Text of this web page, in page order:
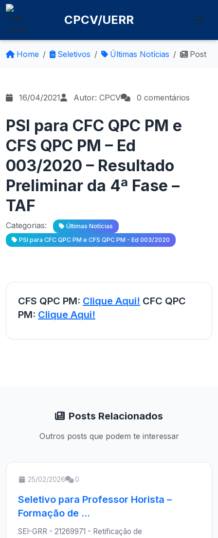
CPCV/UERR
Home Seletivos Últimas Notícias Post
16/04/2021 Autor: CPCV 0 comentários
PSI para CFC QPC PM e
CFS QPC PM – Ed
003/2020 – Resultado
Preliminar da 4ª Fase –
TAF
Categorias:
Últimas Notícias
PSI para CFC QPC PM e CFS QPC PM - Ed 003/2020
CFS QPC PM: Clique Aqui! CFC QPC
PM: Clique Aqui!
Posts Relacionados
Outros posts que podem te interessar
25/02/2026 0
Seletivo para Professor Horista –
Formação de ...
SEI-GRR - 21269971 - Retificação de